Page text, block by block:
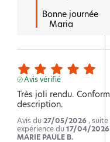
Bonne journée
   Maria
Avis vérifié
Très joli rendu.
description.
Avis du 27/05/2026 , suite
expérience du 17/04/2026
MARIE PAULE B.